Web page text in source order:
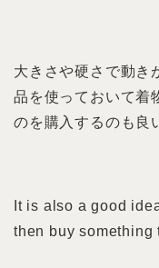
大きさや硬さで動き
品を使っておいて着
のを購入するのも良
It is also a good
then buy something